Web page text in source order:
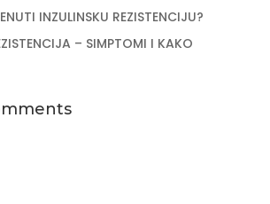
INZULINSKU REZISTENCIJU?
– SIMPTOMI I KAKO